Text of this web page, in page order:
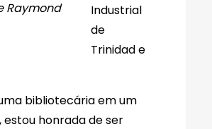
Raymond
Industrial
de
Trinidad e
bibliotecária em um
estou honrada de ser